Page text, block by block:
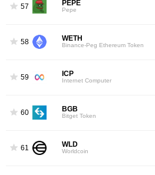
57 PEPE
Pepe
58 WETH
Binance-Peg Ethereum Token
59 ICP
Internet Computer
60 BGB
Bitget Token
61 WLD
Worldcoin